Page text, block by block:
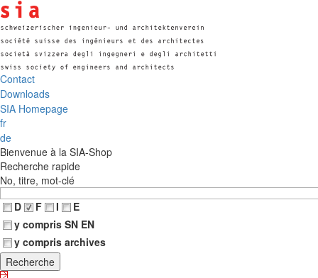
Contact
Downloads
SIA Homepage
fr
de
Bienvenue à la SIA-Shop
Recherche rapide
No, titre, mot-clé
D
F I
E
y compris SN EN
y compris archives